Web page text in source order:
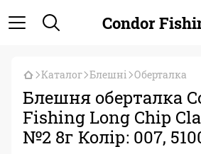
Condor
Каталог Блешні Оберталка
Блешня оберталка
Fishing Long Chip
№2 8г Колір: 007,